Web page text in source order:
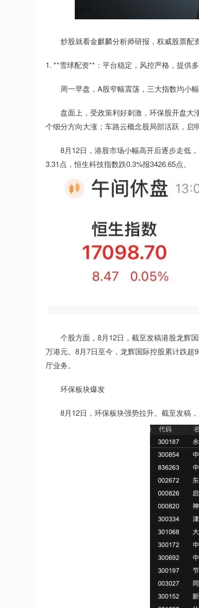
炒股就看金麒麟分析师研报，权威股票配
1. **雪球配资**：平台稳定，风控严格，提供多
周一早盘，A股窄幅震荡，三大指数均小幅
盘面上，受政策利好刺激，环保股开盘大
个细分方向大涨；车路云概念股局部活跃，启
8月12日，港股市场小幅高开后逐步走低，
3.31点，恒生科技指数跌0.3%报3426.65点。
个股方面，8月12日，截至发稿港股龙辉国
万港元。8月7日至今，龙辉国际控股累计跌超
厅业务。
环保板块爆发
8月12日，环保板块强势拉升。截至发稿，